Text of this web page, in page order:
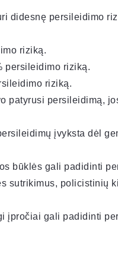
didesnę persileidimo
riziką.
persileidimo riziką.
riziką.
patyrusi persileidimą,
įvyksta dėl
būklės gali padidinti
sutrikimus, policistinių
įpročiai gali padidinti